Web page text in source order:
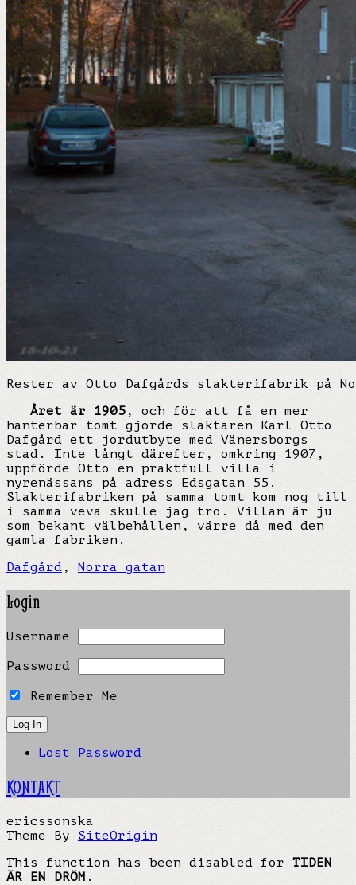
Rester av Otto Dafgårds slakterifabrik på
Året är 1905 , och för att få en mer
hanterbar tomt gjorde slaktaren Karl Otto
Dafgård ett jordutbyte med Vänersborgs
stad. Inte långt därefter, omkring 1907,
uppförde Otto en praktfull villa i
nyrenässans på adress Edsgatan 55.
Slakterifabriken på samma tomt kom nog till
i samma veva skulle jag tro. Villan är ju
som bekant välbehållen, värre då med den
gamla fabriken.
Dafgård , Norra gatan
Login
Username
Password
Remember Me
Lost Password
KONTAKT
ericssonska
Theme By SiteOrigin
This function has been disabled for TIDEN
ÄR EN DRÖM .